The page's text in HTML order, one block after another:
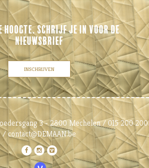
HOOGTE. SCHRIJF JE IN VOOR DE
NIEUWSBRIEF
INSCHRIJVEN
3 - 2800 Mechelen / 015 200 200
/ contact@DEMAAN.be